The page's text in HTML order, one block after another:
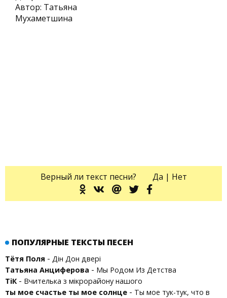
Автор: Татьяна
Мухаметшина
Верный ли текст песни? Да | Нет
ПОПУЛЯРНЫЕ ТЕКСТЫ ПЕСЕН
Тётя Поля - Дін Дон двері
Татьяна Анциферова - Мы Родом Из Детства
ТіК- Вчителька з мікрорайону нашого
ты мое счастье ты мое солнце - Ты мое тук-тук, что в